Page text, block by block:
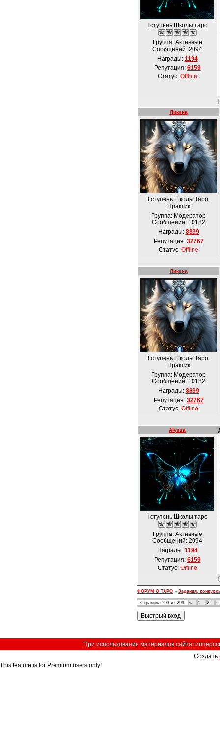
I ступень Школы таро
Группа: Активные
Сообщений: 2094
Награды: 1194
Репутация: 6159
Статус: Offline
Ликена
І ступень Школы Таро.
Практик
Группа: Модератор
Сообщений: 10182
Награды: 8839
Репутация: 32767
Статус: Offline
Ликена
І ступень Школы Таро.
Практик
Группа: Модератор
Сообщений: 10182
Награды: 8839
Репутация: 32767
Статус: Offline
Alyssa
I ступень Школы таро
Группа: Активные
Сообщений: 2094
Награды: 1194
Репутация: 6159
Статус: Offline
ФОРУМ О ТАРО » Задания,
Страница 293 из 299 « 1 2 …
При использовании материалов сайта
Создать
This feature is for Premium users only!